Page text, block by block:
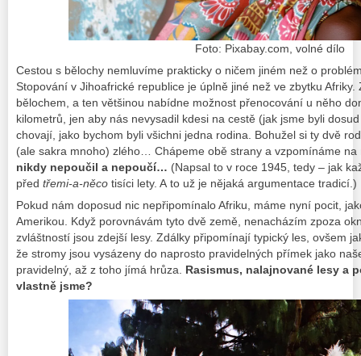
Foto: Pixabay.com, volné dílo
Cestou s bělochy nemluvíme prakticky o ničem jiném než o
Stopování v Jihoafrické republice je úplně jiné než ve zbytku
bělochem, a ten většinou nabídne možnost přenocování u něho
kilometrů, jen aby nás nevysadil kdesi na cestě (jak jsme byli
chovají, jako bychom byli všichni jedna rodina. Bohužel si ty dvě
(ale sakra mnoho) zlého… Chápeme obě strany a vzpomínáme
nikdy nepoučil a nepoučí… (Napsal to v roce 1945, tedy – jak
před třemi-a-něco tisíci lety. A to už je nějaká argumentace tradicí.)
Pokud nám doposud nic nepřipomínalo Afriku, máme nyní pocit,
Amerikou. Když porovnávám tyto dvě země, nenacházím zpoza
zvláštností jsou zdejší lesy. Zdálky připomínají typický les, ovšem
že stromy jsou vysázeny do naprosto pravidelných přímek jako
pravidelný, až z toho jímá hrůza. Rasismus, nalajnované lesy a
vlastně jsme?